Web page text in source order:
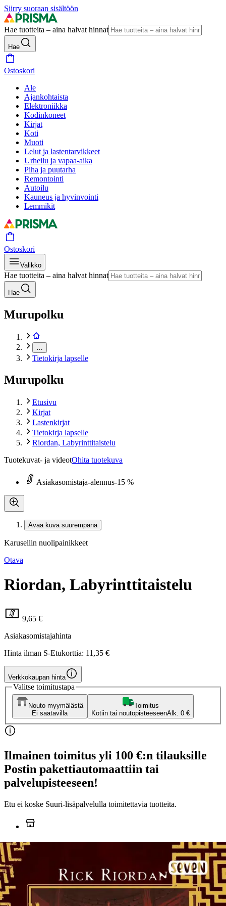
Siirry suoraan sisältöön
Hae tuotteita – aina halvat hinnat
Hae
Ostoskori
Ale
Ajankohtaista
Elektroniikka
Kodinkoneet
Kirjat
Koti
Muoti
Lelut ja lastentarvikkeet
Urheilu ja vapaa-aika
Piha ja puutarha
Remontointi
Autoilu
Kauneus ja hyvinvointi
Lemmikit
Ostoskori
Valikko
Hae tuotteita – aina halvat hinnat
Hae
Murupolku
Tietokirja lapselle
Murupolku
Etusivu
Kirjat
Lastenkirjat
Tietokirja lapselle
Riordan, Labyrinttitaistelu
Tuotekuvat- ja videotOhita tuotekuva
Asiakasomistaja-alennus-15 %
Avaa kuva suurempana
Karusellin nuolipainikkeet
Otava
Riordan, Labyrinttitaistelu
9,65 €
Asiakasomistajahinta
Hinta ilman S-Etukorttia: 11,35 €
Verkkokaupan hinta
Valitse toimitustapa
Nouto myymälästä
Ei saatavilla
Toimitus
Kotiin tai noutopisteeseenAlk. 0 €
Ilmainen toimitus yli 100 €:n tilauksille
Postin pakettiautomaattiin tai
palvelupisteeseen!
Etu ei koske Suuri‑lisäpalvelulla toimitettavia tuotteita.
Tarkista myymäläsaatavuus
Ei saatavilla